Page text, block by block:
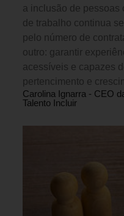
a inclusão de pessoas
de trabalho continua
pelo número de
outro: garantir
acessíveis e capazes
pertencimento e
Carolina Ignarra - CEO
Talento Incluir